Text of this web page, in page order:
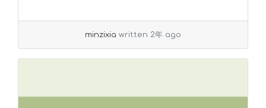
minzixia written 2年 ago